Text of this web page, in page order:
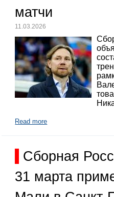
матчи
11.03.2026
Read more
Сборная
31 марта